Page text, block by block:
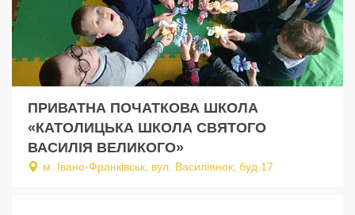
ПРИВАТНА ПОЧАТКОВА ШКОЛА
«КАТОЛИЦЬКА ШКОЛА СВЯТОГО
ВАСИЛІЯ ВЕЛИКОГО»
м. Івано-Франківськ, вул. Василіянок, буд.17